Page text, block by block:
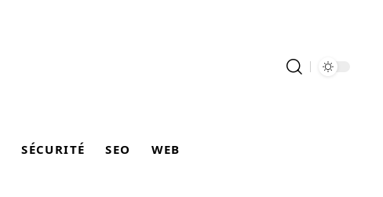
SÉCURITÉ SEO WEB